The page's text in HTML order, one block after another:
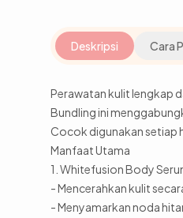
Deskripsi Cara
Perawatan kulit lengkap
Bundling ini
Cocok digunakan setiap
Manfaat Utama
1. Whitefusion Body
- Mencerahkan kulit
- Menyamarkan noda